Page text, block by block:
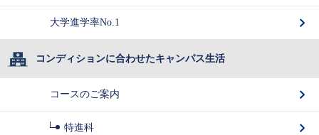
大学進学率No.1
コンディションに合わせたキャンパス生活
コースのご案内
特進科